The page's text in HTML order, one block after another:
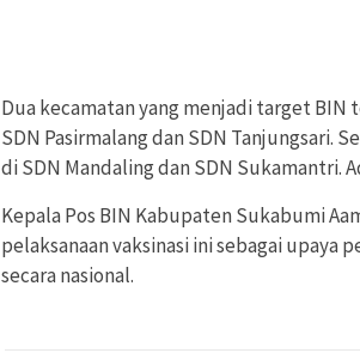
Dua kecamatan yang menjadi target
SDN Pasirmalang dan SDN Tanjungsari.
di SDN Mandaling dan SDN Sukamantri.
Kepala Pos BIN Kabupaten Sukabumi
pelaksanaan vaksinasi ini sebagai
secara nasional.